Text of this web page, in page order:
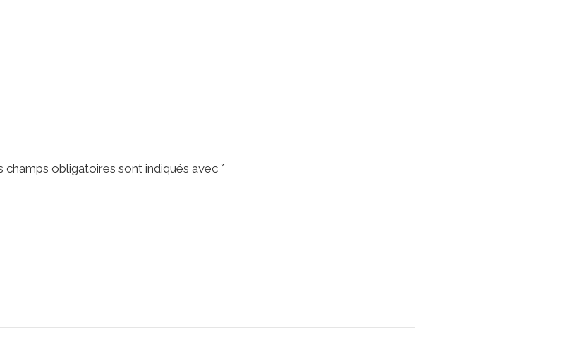
champs obligatoires sont indiqués avec *